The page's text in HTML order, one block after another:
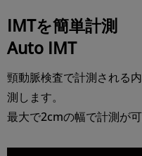
IMTを簡単計測
Auto IMT
頸動脈検査で計測される
測します。
最大で2cmの幅で計測が可